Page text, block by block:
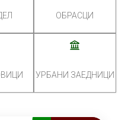
ОБРАСЦИ
УРБАНИ ЗАЕДНИЦИ